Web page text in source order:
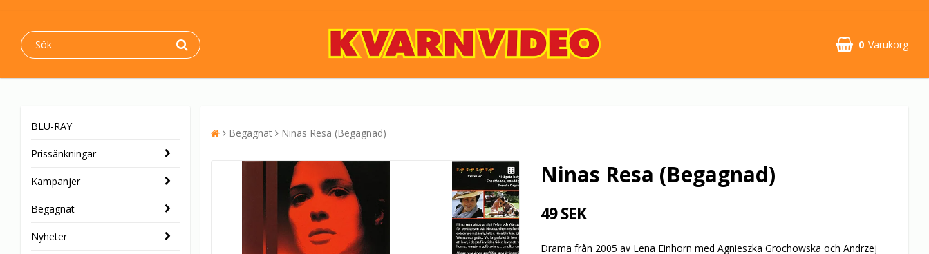
0 Varukorg
BLU-RAY
Prissänkningar
Kampanjer
Begagnat
Nyheter
Begagnat Ninas Resa (Begagnad)
Ninas Resa (Begagnad)
49 SEK
Drama från 2005 av Lena Einhorn med Agnieszka Grochowska och Andrzej